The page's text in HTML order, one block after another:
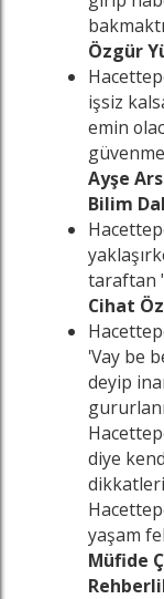
Özgür
işsiz
emin
Ayşe
Bilim
taraftan
Cihat
'Vay be
deyip
diye
yaşam
Müfide